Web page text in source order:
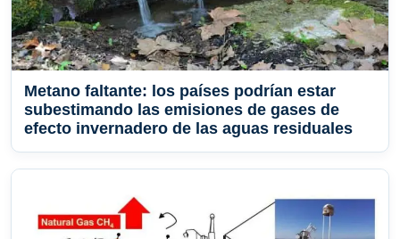
Metano faltante: los países podrían estar
subestimando las emisiones de gases de
efecto invernadero de las aguas residuales